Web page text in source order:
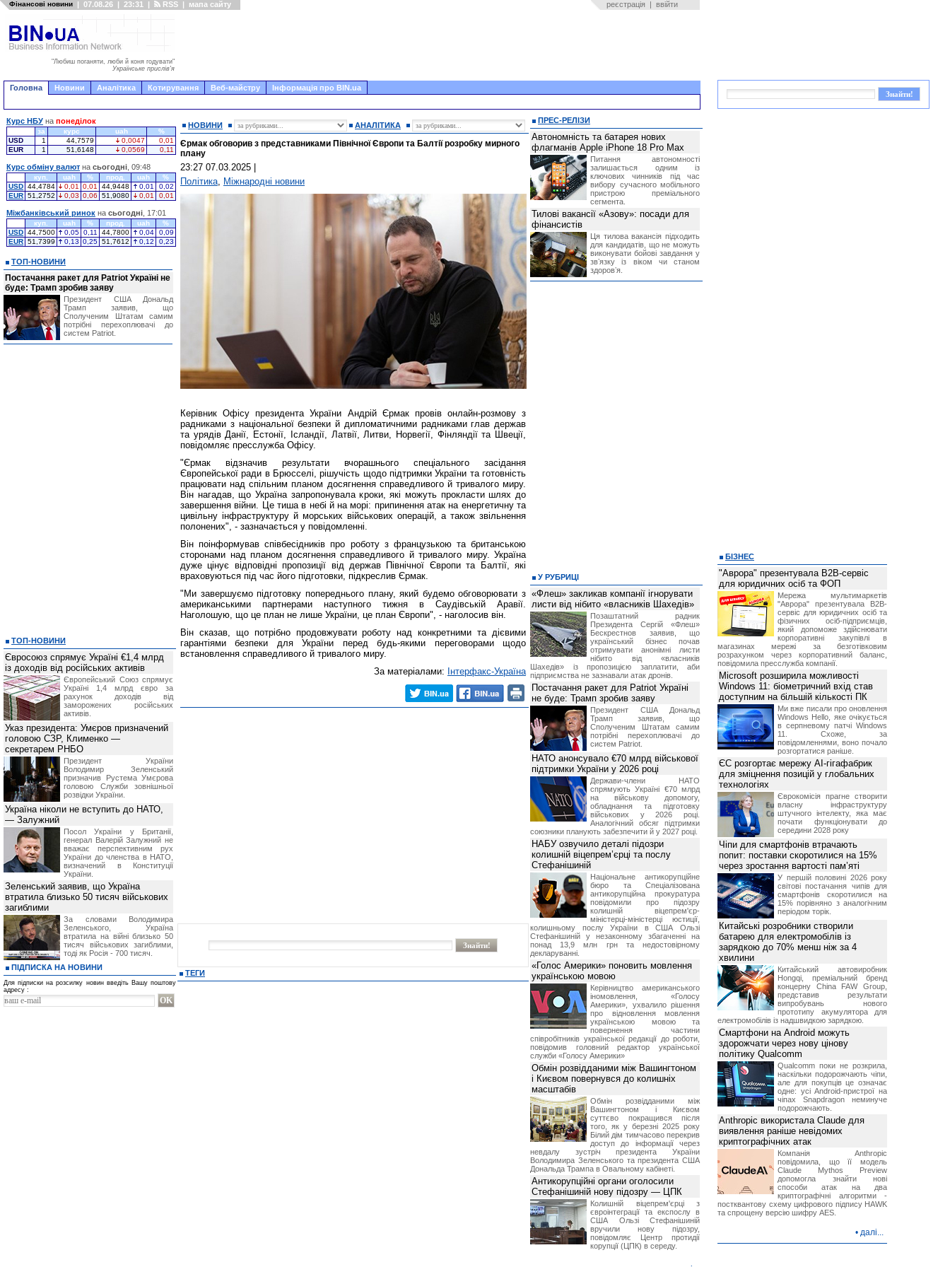
Фінансові новини | 07.08.26 | 23:31 | RSS | мапа сайту реєстрація | ввійти
"Любиш поганяти, люби й коня годувати"
Українське прислів'я
Головна Новини Аналітика Котирування Веб-майстру Інформація про BIN.ua
НОВИНИ АНАЛІТИКА
Єрмак обговорив з представниками Північної Європи та Балтії розробку мирного
плану
23:27 07.03.2025
Політика, Міжнародні новини
Керівник Офісу президента України Андрій Єрмак провів онлайн-розмову з
радниками з національної безпеки й дипломатичними радниками глав держав
та урядів Данії, Естонії, Ісландії, Латвії, Литви, Норвегії, Фінляндії та Швеції,
повідомляє пресслужба Офісу.
"Єрмак відзначив результати вчорашнього спеціального засідання
Європейської ради в Брюсселі, рішучість щодо підтримки України та готовність
працювати над спільним планом досягнення справедливого й тривалого миру.
Він нагадав, що Україна запропонувала кроки, які можуть прокласти шлях до
завершення війни. Це тиша в небі й на морі: припинення атак на енергетичну та
цивільну інфраструктуру й морських військових операцій, а також звільнення
полонених", - зазначається у повідомленні.
Він поінформував співбесідників про роботу з французькою та британською
сторонами над планом досягнення справедливого й тривалого миру. Україна
дуже цінує відповідні пропозиції від держав Північної Європи та Балтії, які
враховуються під час його підготовки, підкреслив Єрмак.
"Ми завершуємо підготовку попереднього плану, який будемо обговорювати з
американськими партнерами наступного тижня в Саудівській Аравії.
Наголошую, що це план не лише України, це план Європи", - наголосив він.
Він сказав, що потрібно продовжувати роботу над конкретними та дієвими
гарантіями безпеки для України перед будь-якими переговорами щодо
встановлення справедливого й тривалого миру.
За матеріалами: Інтерфакс-Україна
ТЕГИ
Курс НБУ на понеділок
за курс uah
%
USD
1 44,7579 0,0047
0,01
EUR
1 51,6148 0,0569 0,11
Курс обміну валют на сьогодні , 09:48
куп. uah % прод. uah
%
USD 44,4784 0,01 0,01 44,9448 0,01
0,02
EUR 51,2752 0,03 0,06 51,9080 0,01 0,01
Міжбанківський ринок на сьогодні , 17:01
куп. uah % прод. uah
%
USD 44,7500 0,05 0,11 44,7800 0,04
0,09
EUR 51,7399 0,13 0,25 51,7612 0,12 0,23
ТОП-НОВИНИ
Постачання ракет для Patriot Україні не
буде: Трамп зробив заяву
Президент США Дональд
Трамп заявив, що
Сполученим Штатам самим
потрібні перехоплювачі до
систем Patriot.
ТОП-НОВИНИ
Євросоюз спрямує Україні €1,4 млрд
із доходів від російських активів
Європейський Союз спрямує
Україні 1,4 млрд євро за
рахунок доходів від
заморожених російських
активів.
Указ президента: Умєров призначений
головою СЗР, Клименко —
секретарем РНБО
Президент України
Володимир Зеленський
призначив Pустема Умєрова
головою Служби зовнішньої
розвідки України.
Україна ніколи не вступить до НАТО,
— Залужний
Посол України у Британії,
генерал Валерій Залужний не
вважає перспективним рух
України до членства в НАТО,
визначений в Конституції
України.
Зеленський заявив, що Україна
втратила близько 50 тисяч військових
загиблими
За словами Володимира
Зеленського, Україна
втратила на війні близько 50
тисяч військових загиблими,
тоді як Росія - 700 тисяч.
ПІДПИСКА НА НОВИНИ
Для підписки на розсилку новин введіть Вашу поштову
адресу :
ПРЕС-РЕЛІЗИ
Автономність та батарея нових
флагманів Apple iPhone 18 Pro Max
Питання автономності
залишається одним із
ключових чинників під час
вибору сучасного мобільного
пристрою преміального
сегмента.
Тилові вакансії «Азову»: посади для
фінансистів
Ця тилова вакансія підходить
для кандидатів, що не можуть
виконувати бойові завдання у
звʼязку із віком чи станом
здоровʼя.
У РУБРИЦІ
«Флеш» закликав компанії ігнорувати
листи від нібито «власників Шахедів»
Позаштатний радник
Президента Сергій «Флеш»
Бескрестнов заявив, що
український бізнес почав
отримувати анонімні листи
нібито від «власників
Шахедів» із пропозицією заплатити, аби
підприємства не зазнавали атак дронів.
Постачання ракет для Patriot Україні
не буде: Трамп зробив заяву
Президент США Дональд
Трамп заявив, що
Сполученим Штатам самим
потрібні перехоплювачі до
систем Patriot.
НАТО анонсувало €70 млрд військової
підтримки України у 2026 році
Держави-члени НАТО
спрямують Україні €70 млрд
на військову допомогу,
обладнання та підготовку
військових у 2026 році.
Аналогічний обсяг підтримки
союзники планують забезпечити й у 2027 році.
НАБУ озвучило деталі підозри
колишній віцепрем’єрці та послу
Стефанішиній
Національне антикорупційне
бюро та Спеціалізована
антикорупційна прокуратура
повідомили про підозру
колишній віцепрем'єр-
міністерці-міністерці юстиції,
колишньому послу України в США Ользі
Стефанішиній у незаконному збагаченні на
понад 13,9 млн грн та недостовірному
декларуванні.
«Голос Америки» поновить мовлення
українською мовою
Керівництво американського
іномовлення, «Голосу
Америки», ухвалило рішення
про відновлення мовлення
українською мовою та
повернення частини
співробітників української редакції до роботи,
повідомив головний редактор української
служби «Голосу Америки»
Обмін розвідданими між Вашингтоном
і Києвом повернувся до колишніх
масштабів
Обмін розвідданими між
Вашингтоном і Києвом
суттєво покращився після
того, як у березні 2025 року
Білий дім тимчасово перекрив
доступ до інформації через
невдалу зустріч президента України
Володимира Зеленського та президента США
Дональда Трампа в Овальному кабінеті.
Антикорупційні органи оголосили
Стефанішиній нову підозру — ЦПК
Колишній віцепрем'єрці з
євроінтеграції та експослу в
США Ользі Стефанішиній
вручили нову підозру,
повідомляє Центр протидії
корупції (ЦПК) в середу.
БІЗНЕС
"Аврора" презентувала B2B-сервіс
для юридичних осіб та ФОП
Мережа мультимаркетів
"Аврора" презентувала B2B-
сервіс для юридичних осіб та
фізичних осіб-підприємців,
який допоможе здійснювати
корпоративні закупівлі в
магазинах мережі за безготівковим
розрахунком через корпоративний баланс,
повідомила пресслужба компанії.
Microsoft розширила можливості
Windows 11: біометричний вхід став
доступним на більшій кількості ПК
Ми вже писали про оновлення
Windows Hello, яке очікується
в серпневому патчі Windows
11. Схоже, за
повідомленнями, воно почало
розгортатися раніше.
ЄС розгортає мережу AI-гігафабрик
для зміцнення позицій у глобальних
технологіях
Єврокомісія прагне створити
власну інфраструктуру
штучного інтелекту, яка має
почати функціонувати до
середини 2028 року
Чіпи для смартфонів втрачають
попит: поставки скоротилися на 15%
через зростання вартості пам’яті
У першій половині 2026 року
світові постачання чипів для
смартфонів скоротилися на
15% порівняно з аналогічним
періодом торік.
Китайські розробники створили
батарею для електромобілів із
зарядкою до 70% менш ніж за 4
хвилини
Китайський автовиробник
Hongqi, преміальний бренд
концерну China FAW Group,
представив результати
випробувань нового
прототипу акумулятора для
електромобілів із надшвидкою зарядкою.
Смартфони на Android можуть
здорожчати через нову цінову
політику Qualcomm
Qualcomm поки не розкрила,
наскільки подорожчають чіпи,
але для покупців це означає
одне: усі Android-пристрої на
чіпах Snapdragon неминуче
подорожчають.
Anthropic використала Claude для
виявлення раніше невідомих
криптографічних атак
Компанія Anthropic
повідомила, що її модель
Claude Mythos Preview
допомогла знайти нові
способи атак на два
криптографічні алгоритми -
постквантову схему цифрового підпису HAWK
та спрощену версію шифру AES.
• далі...